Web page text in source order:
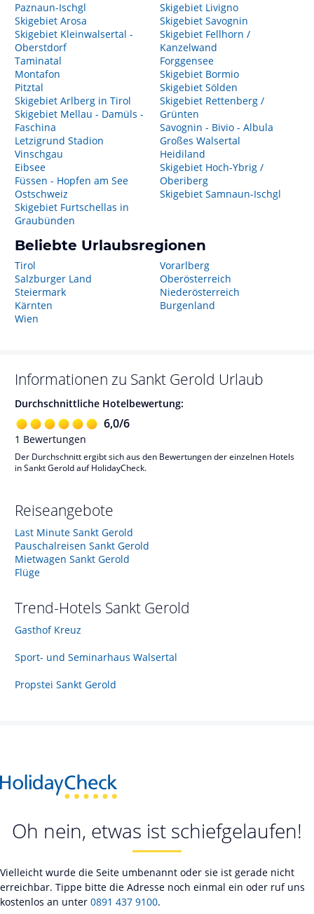
Paznaun-Ischgl
Skigebiet Arosa
Skigebiet Kleinwalsertal -
Oberstdorf
Taminatal
Montafon
Pitztal
Skigebiet Arlberg in Tirol
Skigebiet Mellau - Damüls -
Faschina
Letzigrund Stadion
Vinschgau
Eibsee
Füssen - Hopfen am See
Ostschweiz
Skigebiet Furtschellas in
Graubünden
Skigebiet Livigno
Skigebiet Savognin
Skigebiet Fellhorn /
Kanzelwand
Forggensee
Skigebiet Bormio
Skigebiet Sölden
Skigebiet Rettenberg /
Grünten
Savognin - Bivio - Albula
Großes Walsertal
Heidiland
Skigebiet Hoch-Ybrig /
Oberiberg
Skigebiet Samnaun-Ischgl
Beliebte Urlaubsregionen
Tirol
Salzburger Land
Steiermark
Kärnten
Wien
Vorarlberg
Oberösterreich
Niederösterreich
Burgenland
Informationen zu Sankt Gerold Urlaub
Durchschnittliche Hotelbewertung:
6,0/6
1 Bewertungen
Der Durchschnitt ergibt sich aus den Bewertungen der einzelnen Hotels
in Sankt Gerold auf HolidayCheck.
Reiseangebote
Last Minute Sankt Gerold
Pauschalreisen Sankt Gerold
Mietwagen Sankt Gerold
Flüge
Trend-Hotels Sankt Gerold
Gasthof Kreuz
Sport- und Seminarhaus Walsertal
Propstei Sankt Gerold
Oh nein, etwas ist schiefgelaufen!
Vielleicht wurde die Seite umbenannt oder sie ist gerade nicht
erreichbar. Tippe bitte die Adresse noch einmal ein oder ruf uns
kostenlos an unter 0891 437 9100.